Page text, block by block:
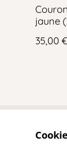
jaune
35,00